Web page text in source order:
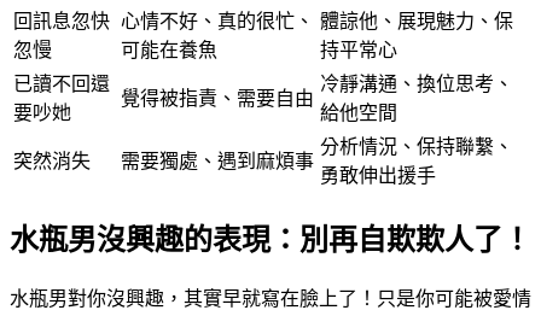
回訊息忽快
忽慢
心情不好、真的很忙、
可能在養魚
體諒他、展現魅力、保
持平常心
已讀不回還
要吵她
覺得被指責、需要自由
冷靜溝通、換位思考、
給他空間
突然消失 需要獨處、遇到麻煩事
分析情況、保持聯繫、
勇敢伸出援手
水瓶男沒興趣的表現：別再自欺欺人了！
水瓶男對你沒興趣，其實早就寫在臉上了！只是你可能被愛情